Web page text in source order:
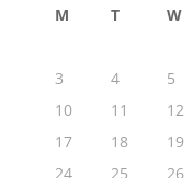
M T W
3
4 5
10
11 12
17
18 19
24
25 26